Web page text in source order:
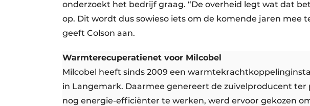
onderzoekt het bedrijf graag. “De overheid legt wat dat
op. Dit wordt dus sowieso iets om de komende jaren mee
geeft Colson aan.
Warmterecuperatienet voor Milcobel
Milcobel heeft sinds 2009 een
in Langemark. Daarmee genereert de zuivelproducent
nog energie-efficiënter te werken, werd ervoor gekozen